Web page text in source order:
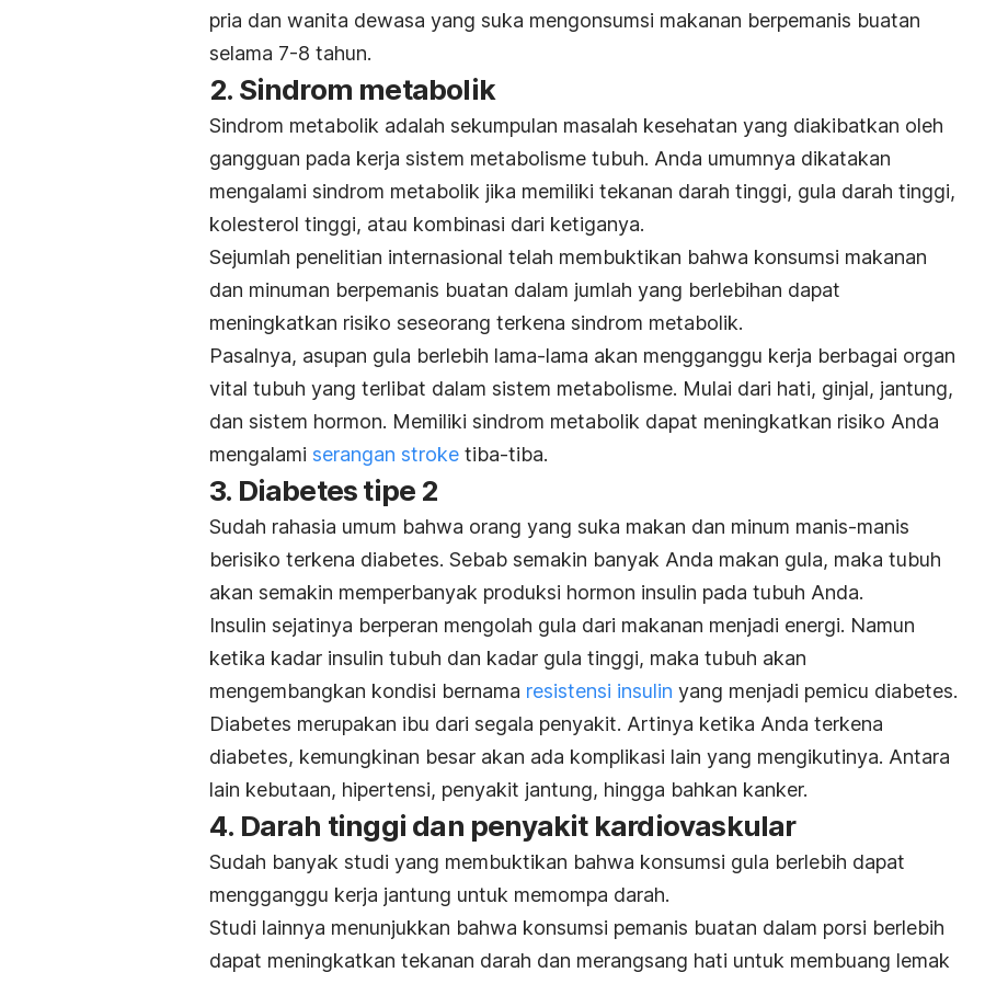
pria dan wanita dewasa yang suka mengonsumsi makanan berpemanis buatan
selama 7-8 tahun.
2. Sindrom metabolik
Sindrom metabolik adalah sekumpulan masalah kesehatan yang diakibatkan oleh
gangguan pada kerja sistem metabolisme tubuh. Anda umumnya dikatakan
mengalami sindrom metabolik jika memiliki tekanan darah tinggi, gula darah tinggi,
kolesterol tinggi, atau kombinasi dari ketiganya.
Sejumlah penelitian internasional telah membuktikan bahwa konsumsi makanan
dan minuman berpemanis buatan dalam jumlah yang berlebihan dapat
meningkatkan risiko seseorang terkena sindrom metabolik.
Pasalnya, asupan gula berlebih lama-lama akan mengganggu kerja berbagai organ
vital tubuh yang terlibat dalam sistem metabolisme. Mulai dari hati, ginjal, jantung,
dan sistem hormon. Memiliki sindrom metabolik dapat meningkatkan risiko Anda
mengalami serangan stroke tiba-tiba.
3. Diabetes tipe 2
Sudah rahasia umum bahwa orang yang suka makan dan minum manis-manis
berisiko terkena diabetes. Sebab semakin banyak Anda makan gula, maka tubuh
akan semakin memperbanyak produksi hormon insulin pada tubuh Anda.
Insulin sejatinya berperan mengolah gula dari makanan menjadi energi. Namun
ketika kadar insulin tubuh dan kadar gula tinggi, maka tubuh akan
mengembangkan kondisi bernama resistensi insulin yang menjadi pemicu diabetes.
Diabetes merupakan ibu dari segala penyakit. Artinya ketika Anda terkena
diabetes, kemungkinan besar akan ada komplikasi lain yang mengikutinya. Antara
lain kebutaan, hipertensi, penyakit jantung, hingga bahkan kanker.
4. Darah tinggi dan penyakit kardiovaskular
Sudah banyak studi yang membuktikan bahwa konsumsi gula berlebih dapat
mengganggu kerja jantung untuk memompa darah.
Studi lainnya menunjukkan bahwa konsumsi pemanis buatan dalam porsi berlebih
dapat meningkatkan tekanan darah dan merangsang hati untuk membuang lemak